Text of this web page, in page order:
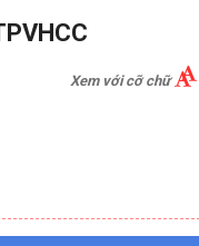
Xem với cỡ chữ